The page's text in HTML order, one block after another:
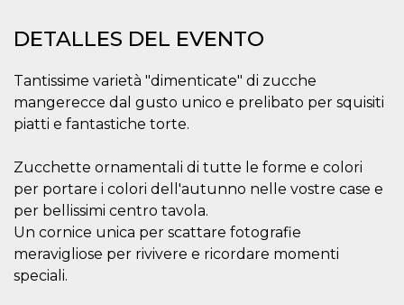
DETALLES DEL EVENTO
Tantissime varietà "dimenticate" di zucche
mangerecce dal gusto unico e prelibato per squisiti
piatti e fantastiche torte.
Zucchette ornamentali di tutte le forme e colori
per portare i colori dell'autunno nelle vostre case e
per bellissimi centro tavola.
Un cornice unica per scattare fotografie
meravigliose per rivivere e ricordare momenti
speciali.
Declaración de almacenamiento
fbssls_314278995690155
Almacenamiento
de sesión
de sesión
cn_uc__
Almacenamiento